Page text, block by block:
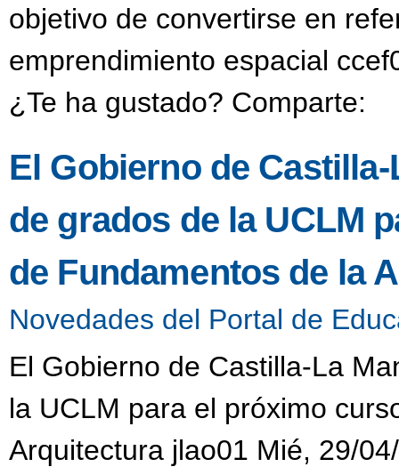
objetivo de convertirse en
emprendimiento espacial
¿Te ha gustado? Comparte:
El Gobierno de
de grados de la UCLM
de Fundamentos de la
Novedades del Portal de
El Gobierno de Castilla-La
la UCLM para el próximo
Arquitectura jlao01 Mié, 29/